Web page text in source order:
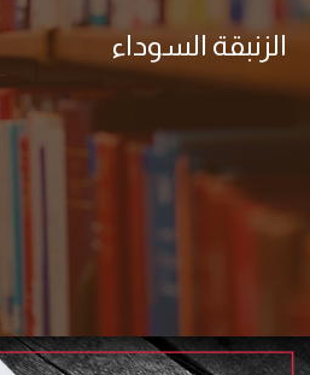
الزنبقة السوداء